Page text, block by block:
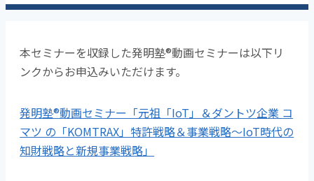
本セミナーを収録した発明塾®動画セミナーは以下リ
ンクからお申込みいただけます。
発明塾®動画セミナー「元祖「IoT」＆ダントツ企業 コ
マツ の「KOMTRAX」特許戦略＆事業戦略～IoT時代の
知財戦略と新規事業戦略」